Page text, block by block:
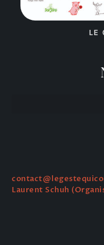
LE
Laurent Schuh